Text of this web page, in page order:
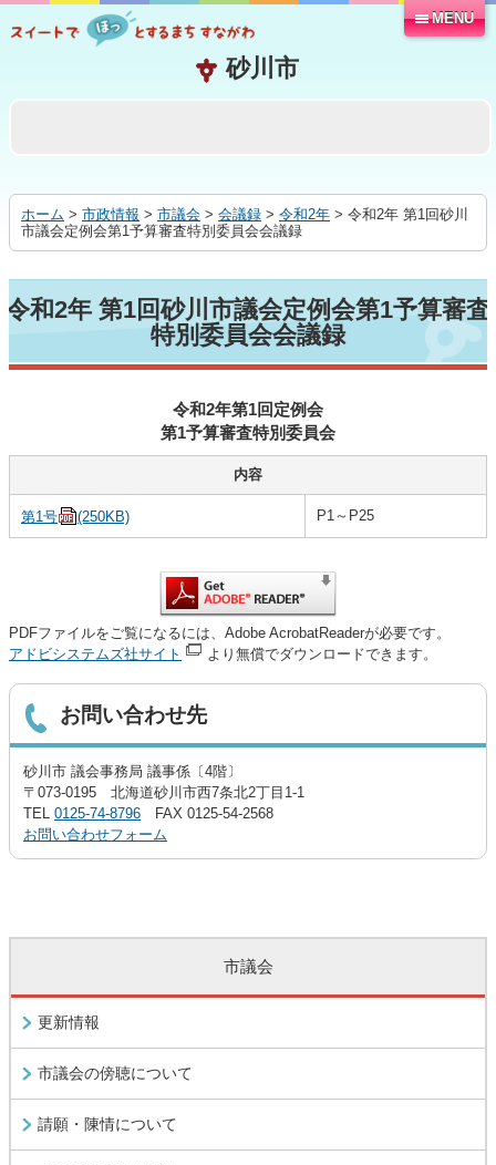
る
MENU
ホーム > 市政情報 > 市議会 > 会議録 > 令和2年 > 令和2年 第1回砂川
市議会定例会第1予算審査特別委員会会議録
令和2年 第1回砂川市議会定例会第1予算審査
特別委員会会議録
令和2年第1回定例会
第1予算審査特別委員会
内容
第1号 (250KB) P1～P25
PDFファイルをご覧になるには、Adobe AcrobatReaderが必要です。
アドビシステムズ社サイト
より無償でダウンロードできます。
お問い合わせ先
砂川市 議会事務局 議事係〔4階〕
〒073-0195 北海道砂川市西7条北2丁目1-1
TEL 0125-74-8796 FAX 0125-54-2568
お問い合わせフォーム
市議会
更新情報
市議会の傍聴について
請願・陳情について